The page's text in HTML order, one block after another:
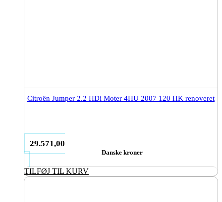
Citroën Jumper 2.2 HDi Moter 4HU 2007 120 HK renoveret
29.571,00
Danske kroner
TILFØJ TIL KURV